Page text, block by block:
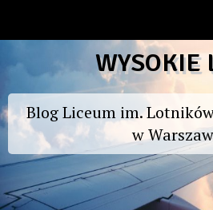
to
WYSOKIE
Blog Liceum im.
w